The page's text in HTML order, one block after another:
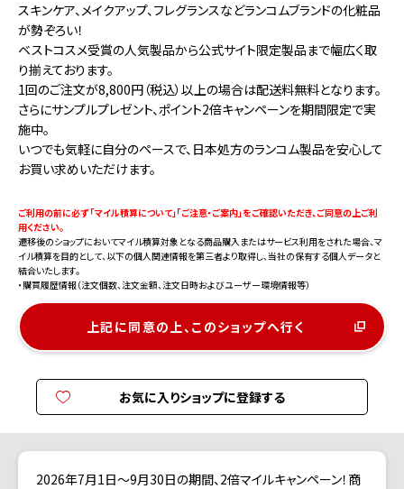
スキンケア、メイクアップ、フレグランスなどランコムブランドの化粧品
が勢ぞろい！
ベストコスメ受賞の人気製品から公式サイト限定製品まで幅広く取
り揃えております。
1回のご注文が8,800円（税込）以上の場合は配送料無料となります。
さらにサンプルプレゼント、ポイント2倍キャンペーンを期間限定で実
施中。
いつでも気軽に自分のペースで、日本処方のランコム製品を安心して
お買い求めいただけます。
ご利用の前に必ず 「マイル積算について」「ご注意・ご案内」をご確認いただき、ご同意の上ご利
用ください。
遷移後のショップにおいてマイル積算対象となる商品購入またはサービス利用をされた場合、マ
イル積算を目的として、以下の個人関連情報を第三者より取得し、当社の保有する個人データと
結合いたします。
・購買履歴情報（注文個数、注文金額、注文日時およびユーザー環境情報等）
上記に同意の上、このショップへ行く
お気に入りショップに登録する
2026年7月1日～9月30日の期間、2倍マイルキャンペーン！商